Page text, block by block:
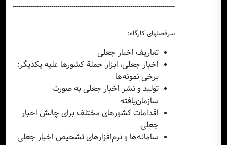
--------------------------------------------------------------------------------
------------------------------
سرفصلهای کارگاه:
تعاریف اخبار جعلی
اخبار جعلی، ابزار حملة کشورها علیه یکدیگر:
برخی نمونه‌ها
تولید و نشر اخبار جعلی به صورت
سازمان‌یافته
اقدامات کشورهای مختلف برای چالش اخبار
جعلی
سامانه‌ها و نرم‌افزارهای تشخیص اخبار جعلی